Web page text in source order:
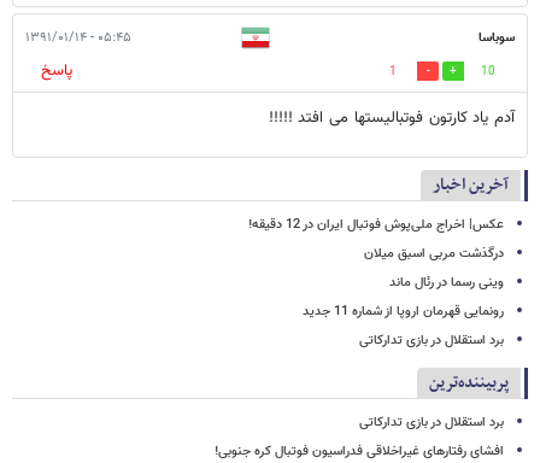
سوباسا ۰۵:۴۵ - ۱۳۹۱/۰۱/۱۴
10
1
پاسخ
آدم یاد کارتون فوتبالیستها می افتد !!!!!
آخرین اخبار
عکس| اخراج ملی‌پوش فوتبال ایران در 12 دقیقه!
درگذشت مربی اسبق میلان
وینی رسما در رئال ماند
رونمایی قهرمان اروپا از شماره 11 جدید
برد استقلال در بازی تدارکاتی
پربیننده‌ترین
برد استقلال در بازی تدارکاتی
افشای رفتارهای غیراخلاقی فدراسیون فوتبال کره جنوبی!